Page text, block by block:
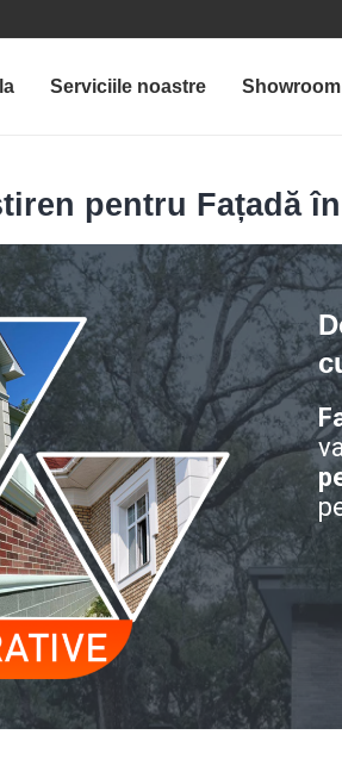
Serviciile noastre Showroom
pentru Fațadă